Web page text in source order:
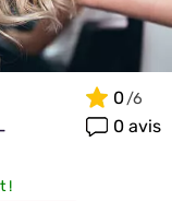
0
0 avis
!